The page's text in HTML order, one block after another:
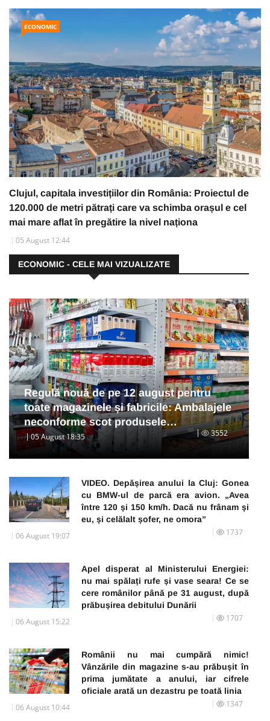
ECONOMIC
Clujul, capitala investițiilor din România: Proiectul de
120.000 de metri pătrați care va schimba orașul e cel
mai mare aflat în pregătire la nivel naționa
05 August 12:44
ECONOMIC - CELE MAI VIZUALIZATE
Regulă nouă de pe 12 august pentru
toate magazinele și fabricile: Ambalajele
neconforme scot produsele…
05 August 18:35 3552
VIDEO. Depășirea anului la Cluj: Gonea
cu BMW-ul de parcă era avion. „Avea
între 120 și 150 km/h. Dacă nu frânam și
eu, și celălalt șofer, ne omora”
06 August 19:07 1737
Apel disperat al Ministerului Energiei:
nu mai spălați rufe și vase seara! Ce se
cere românilor până pe 31 august, după
prăbușirea debitului Dunării
06 August 15:22 1707
Românii nu mai cumpără nimic!
Vânzările din magazine s-au prăbușit în
prima jumătate a anului, iar cifrele
oficiale arată un dezastru pe toată linia
06 August 10:44 1347